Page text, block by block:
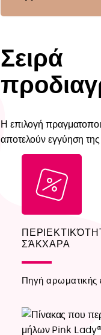
Σειρά
Η επιλογή
αποτελούν εγγύηση
ΣΆΚΧΑΡΑ
Πηγή αρωματικής